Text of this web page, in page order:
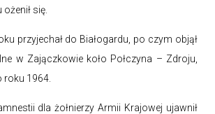
się.
przyjechał do Białogardu, po czym objął
w Zajączkowie koło Połczyna – Zdroju,
roku 1964.
dla żołnierzy Armii Krajowej ujawnił